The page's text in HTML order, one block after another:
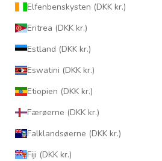
Elfenbenskysten (DKK kr.)
Eritrea (DKK kr.)
Estland (DKK kr.)
Eswatini (DKK kr.)
Etiopien (DKK kr.)
Færøerne (DKK kr.)
Falklandsøerne (DKK kr.)
Fiji (DKK kr.)